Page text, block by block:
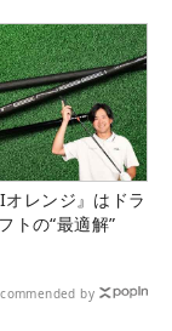
オレンジ』はドラ
トの“最適解”
by